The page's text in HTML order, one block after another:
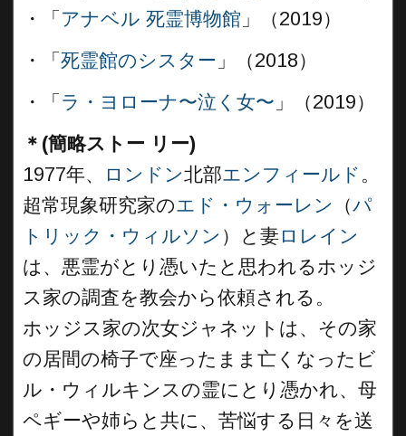
・「 アナベル 死霊博物館 」（2019）
・「 死霊館のシスター 」（2018）
・「 ラ・ヨローナ〜泣く女〜 」（2019）
＊(簡略ストー リー)
1977年、
ロンドン北部エンフィールド 。
超常現象研究家のエド・ウォーレン （パ
トリック・ウィルソン ）と妻ロレイン
は、悪霊がとり憑いたと思われるホッジ
ス家の調査を教会から依頼される。
ホッジス家の次女ジャネットは、その家
の居間の椅子で座ったまま亡くなったビ
ル・ウィルキンスの霊にとり憑かれ、母
ペギーや姉らと共に、苦悩する日々を送